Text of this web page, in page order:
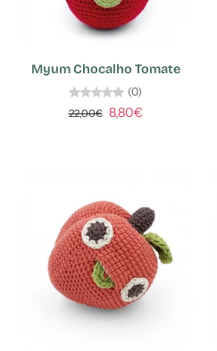
Myum Chocalho Tomate
(0)
22,00€ 8,80€